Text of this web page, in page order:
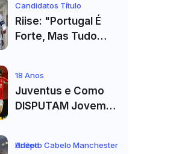
Masters 1000 de
Toronto
Candidatos Título
Riise: "Portugal É
Forte, Mas Tudo
Ronaldo"
18 Anos
Juventus e Como
DISPUTAM Jovem
Adepto Cabelo Manchester United